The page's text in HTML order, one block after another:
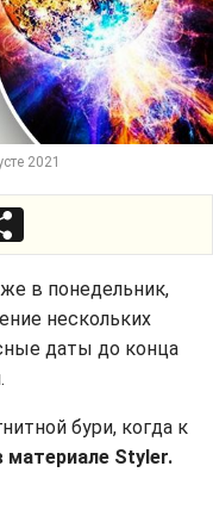
2021
в понедельник,
нескольких
даты до конца
бури, когда к
материале Styler.